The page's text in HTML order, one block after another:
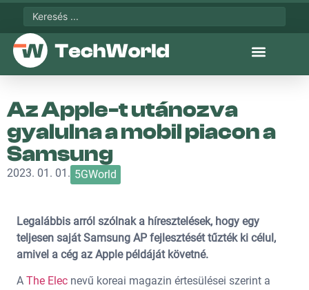
Az Apple-t utánozva
gyalulna a mobil piacon a
Samsung
2023. 01. 01. 5GWorld
Legalábbis arról szólnak a híresztelések, hogy egy
teljesen saját Samsung AP fejlesztését tűzték ki célul,
amivel a cég az Apple példáját követné.
A The Elec nevű koreai magazin értesülései szerint a